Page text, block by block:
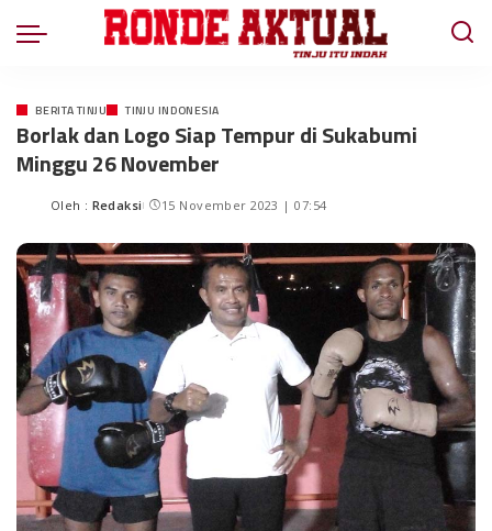
BERITA TINJU TINJU INDONESIA
Borlak dan Logo Siap Tempur di Sukabumi
Minggu 26 November
Oleh : Redaksi 15 November 2023 | 07:54